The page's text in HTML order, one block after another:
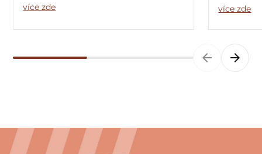
více zde více zde